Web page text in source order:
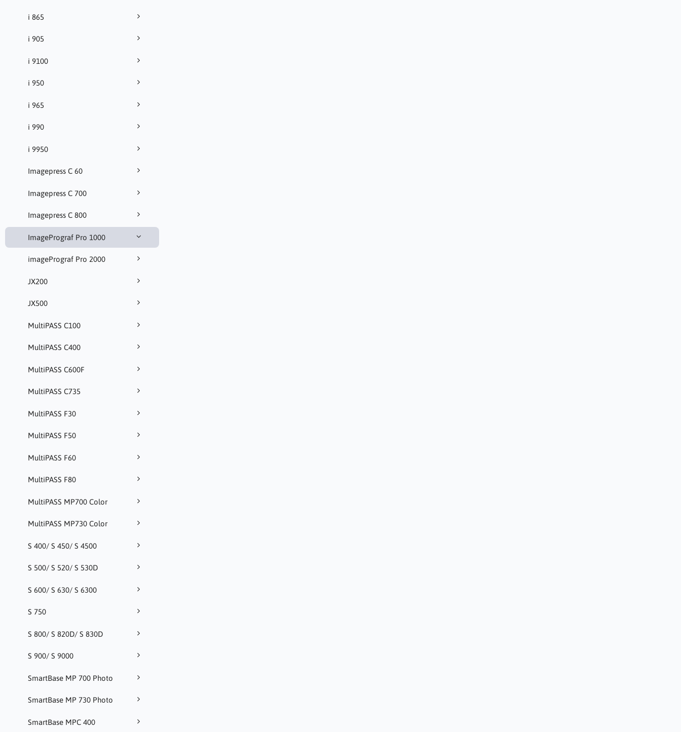
i 865
i 905
i 9100
i 950
i 965
i 990
i 9950
Imagepress C 60
Imagepress C 700
Imagepress C 800
ImagePrograf Pro 1000
imagePrograf Pro 2000
JX200
JX500
MultiPASS C100
MultiPASS C400
MultiPASS C600F
MultiPASS C735
MultiPASS F30
MultiPASS F50
MultiPASS F60
MultiPASS F80
MultiPASS MP700 Color
MultiPASS MP730 Color
S 400/ S 450/ S 4500
S 500/ S 520/ S 530D
S 600/ S 630/ S 6300
S 750
S 800/ S 820D/ S 830D
S 900/ S 9000
SmartBase MP 700 Photo
SmartBase MP 730 Photo
SmartBase MPC 400